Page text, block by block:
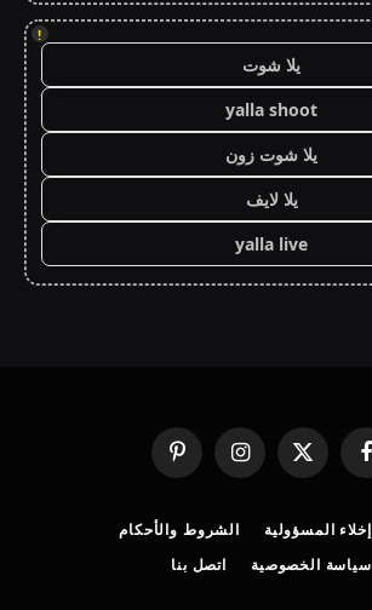
!
يلا شوت
yalla shoot
يلا شوت زون
يلا لايف
yalla live
فيسبوك
X
(Twitter)
الانستغرامبينتيريست
إخلاء المسؤولية
الشروط والأحكام
سياسة الخصوصية
اتصل بنا